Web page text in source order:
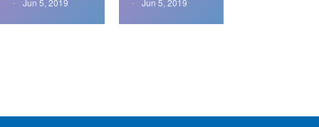
Jun 5, 2019
Jun 5, 2019